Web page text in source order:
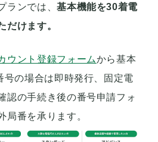
ランでは、基本機能を30着電
だけます。
ウント登録フォームから基本
号の場合は即時発行、固定電
認の手続き後の番号申請フォ
局番を承ります。